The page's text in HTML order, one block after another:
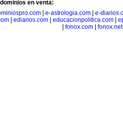
en venta:
e-astrologia.com
e-
ediarios.com educacionpolitica.com
fonox.com| fonox.net